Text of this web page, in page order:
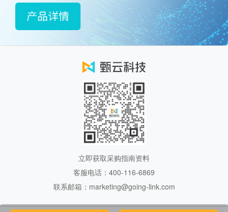
立即获取采购指南资料
客服电话：400-116-6869
联系邮箱：marketing@going-link.com